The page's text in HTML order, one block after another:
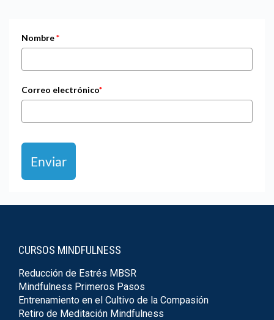
Nombre*
Correo electrónico*
Enviar
CURSOS MINDFULNESS
Reducción de Estrés MBSR
Mindfulness Primeros Pasos
Entrenamiento en el Cultivo de la Compasión
Retiro de Meditación Mindfulness